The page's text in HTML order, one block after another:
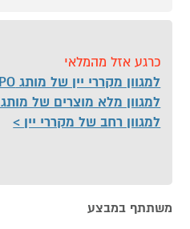
כרגע אזל מהמלאי
למגוון מקררי יין של מותג VINOPO
למגוון מלא מוצרים של מותג VINOPO
למגוון רחב של מקררי יין
משתתף במבצע